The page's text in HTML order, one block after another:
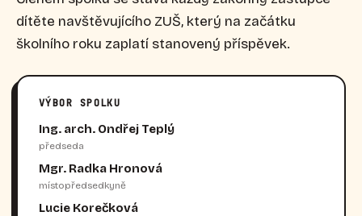
dítěte navštěvujícího ZUŠ, který na začátku
školního roku zaplatí stanovený příspěvek.
VÝBOR SPOLKU
Ing. arch. Ondřej Teplý
předseda
Mgr. Radka Hronová
místopředsedkyně
Lucie Korečková